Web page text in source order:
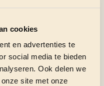
cookies
en advertenties te
social media te bieden
Ook delen we
site met onze